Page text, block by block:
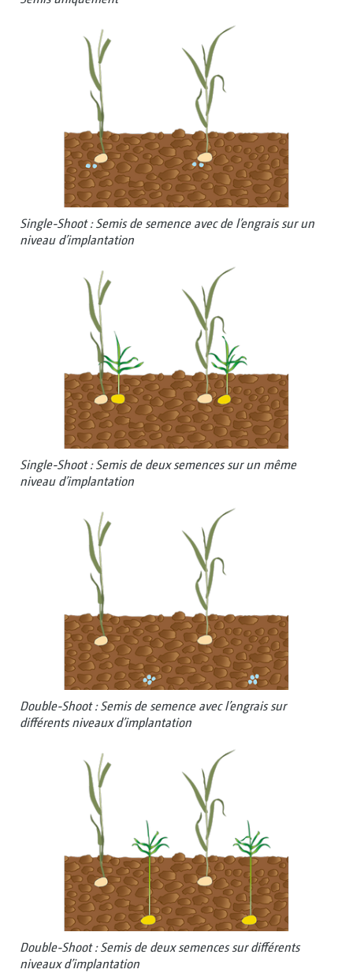
Single-Shoot : Semis de semence avec de l’engrais sur un
niveau d’implantation
Single-Shoot : Semis de deux semences sur un même
niveau d’implantation
Double-Shoot : Semis de semence avec l’engrais sur
différents niveaux d’implantation
Double-Shoot : Semis de deux semences sur différents
niveaux d’implantation